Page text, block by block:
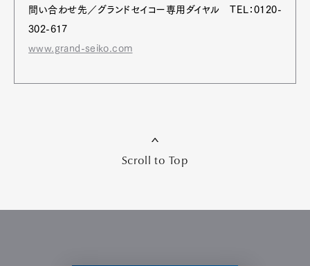
問い合わせ先／グランドセイコー専用ダイヤル TEL：0120-
302-617
www.grand-seiko.com
Scroll to Top